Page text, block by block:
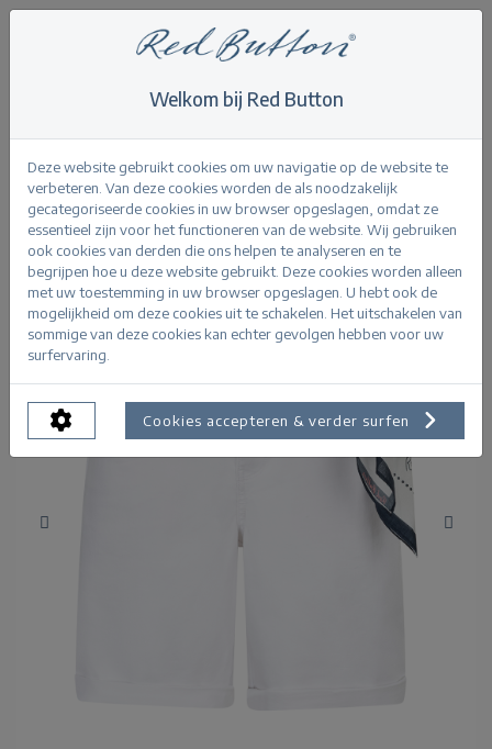
Relax Short Jog Colour
Terug
Welkom bij Red Button
Deze website gebruikt cookies om uw navigatie op de website te
verbeteren. Van deze cookies worden de als noodzakelijk
gecategoriseerde cookies in uw browser opgeslagen, omdat ze
essentieel zijn voor het functioneren van de website. Wij gebruiken
ook cookies van derden die ons helpen te analyseren en te
begrijpen hoe u deze website gebruikt. Deze cookies worden alleen
met uw toestemming in uw browser opgeslagen. U hebt ook de
mogelijkheid om deze cookies uit te schakelen. Het uitschakelen van
sommige van deze cookies kan echter gevolgen hebben voor uw
surfervaring.
Cookies accepteren & verder surfen